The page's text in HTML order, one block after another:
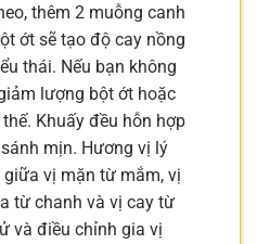
thêm 2 muỗng canh
ớt sẽ tạo độ cay nồng
thái. Nếu bạn không
lượng bột ớt hoặc
Khuấy đều hỗn hợp
mịn. Hương vị lý
vị mặn từ mắm, vị
từ chanh và vị cay từ
và điều chỉnh gia vị